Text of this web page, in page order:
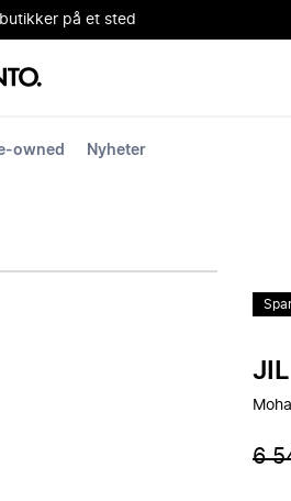
på et sted
owned Nyheter
6